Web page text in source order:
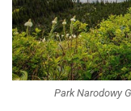
Park Narodowy